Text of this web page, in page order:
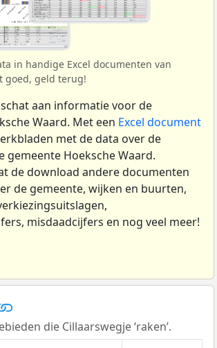
in handige Excel documenten van
goed, geld terug!
aan informatie voor de
Waard. Met een Excel document
met de data over de
gemeente Hoeksche Waard.
de download andere documenten
de gemeente, wijken en buurten,
misdaadcijfers en nog veel meer!
die Cillaarswegje ‘raken’.